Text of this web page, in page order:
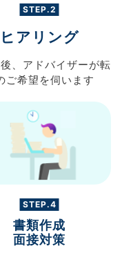
STEP.2
ヒアリング
、 アドバイザーが転
ご希望を伺います
STEP.4
書類作成
面接対策